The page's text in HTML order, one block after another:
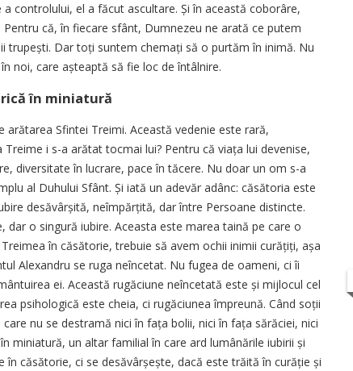
controlului, el a făcut ascultare. Și în această coborâre,
că, în fiecare sfânt, Dumnezeu ne arată ce putem
trupești. Dar toți suntem chemați să o purtăm în inimă. Nu
noi, care așteaptă să fie loc de întâlnire.
în miniatură
Sfintei Treimi. Această vedenie este rară,
i s-a arătat tocmai lui? Pentru că viața lui devenise,
diversitate în lucrare, pace în tăcere. Nu doar un om s-a
al Duhului Sfânt. Și iată un adevăr adânc: căsătoria este
desăvârșită, neîmpărțită, dar între Persoane distincte.
o singură iubire. Aceasta este marea taină pe care o
în căsătorie, trebuie să avem ochii inimii curățiți, așa
Alexandru se ruga neîncetat. Nu fugea de oameni, ci îi
ei. Această rugăciune neîncetată este și mijlocul cel
psihologică este cheia, ci rugăciunea împreună. Când soții
nu se destramă nici în fața bolii, nici în fața sărăciei, nici
miniatură, un altar familial în care ard lumânările iubirii și
căsătorie, ci se desăvârșește, dacă este trăită în curăție și